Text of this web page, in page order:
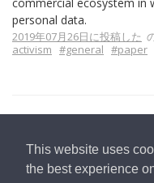
This website uses
the best experience
personal data.
2019年07月26日に投稿した
activism #general #paper
ホームページへ